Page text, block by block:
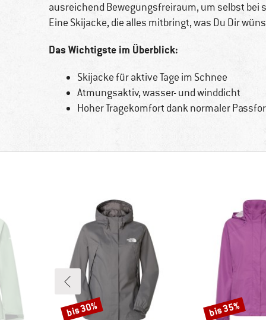
ausreichend Bewegungsfreiraum, um selbst
Eine Skijacke, die alles mitbringt, was Du Dir
Das Wichtigste im Überblick:
Skijacke für aktive Tage im Schnee
Atmungsaktiv, wasser- und winddicht
Hoher Tragekomfort dank normaler
Rabatt
bis 30% Rabatt
bis 35%